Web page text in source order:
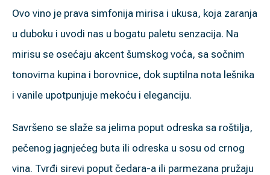
Ovo vino je prava simfonija mirisa i ukusa, koja zaranja
u duboku i uvodi nas u bogatu paletu senzacija. Na
mirisu se osećaju akcent šumskog voća, sa sočnim
tonovima kupina i borovnice, dok suptilna nota lešnika
i vanile upotpunjuje mekoću i eleganciju.
Savršeno se slaže sa jelima poput odreska sa roštilja,
pečenog jagnjećeg buta ili odreska u sosu od crnog
vina. Tvrđi sirevi poput čedara-a ili parmezana pružaju